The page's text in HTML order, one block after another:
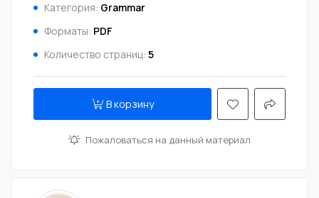
Категория: Grammar
Форматы: PDF
Количество страниц: 5
В корзину
Пожаловаться на данный материал